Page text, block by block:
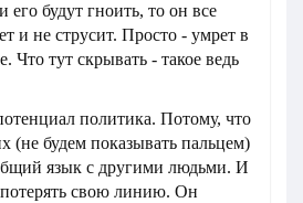
будут гноить, то он все
и не струсит. Просто - умрет в
Что тут скрывать - такое ведь
политика. Потому, что
(не будем показывать пальцем)
язык с другими людьми. И
свою линию. Он